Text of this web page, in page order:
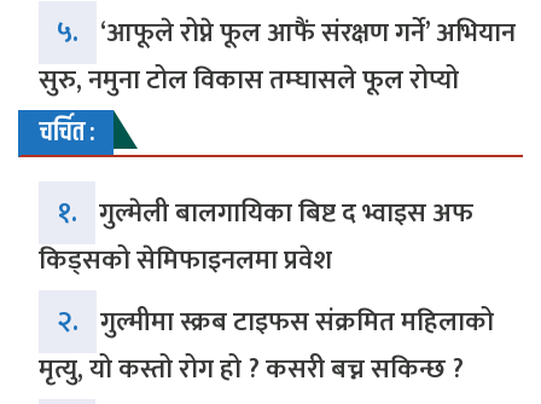
५. ‘आफूले रोप्ने फूल आफैं संरक्षण गर्ने’ अभियान
सुरु, नमुना टोल विकास तम्घासले फूल रोप्यो
चर्चित :
१. गुल्मेली बालगायिका बिष्ट द भ्वाइस अफ
किड्सको सेमिफाइनलमा प्रवेश
२. गुल्मीमा स्क्रब टाइफस संक्रमित महिलाको
मृत्यु, यो कस्तो रोग हो ? कसरी बच्न सकिन्छ ?